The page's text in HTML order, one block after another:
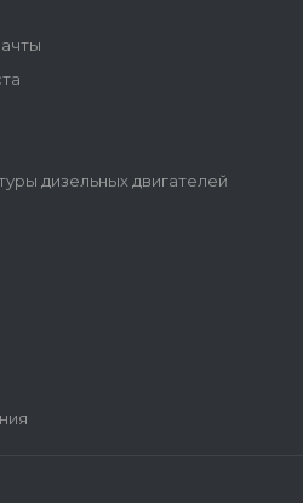
дизельных двигателей